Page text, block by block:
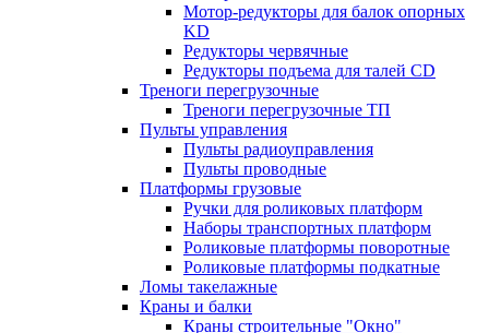
Мотор-редукторы для балок опорных
KD
Редукторы червячные
Редукторы подъема для талей CD
Треноги перегрузочные
Треноги перегрузочные ТП
Пульты управления
Пульты радиоуправления
Пульты проводные
Платформы грузовые
Ручки для роликовых платформ
Наборы транспортных платформ
Роликовые платформы поворотные
Роликовые платформы подкатные
Ломы такелажные
Краны и балки
Краны строительные "Окно"